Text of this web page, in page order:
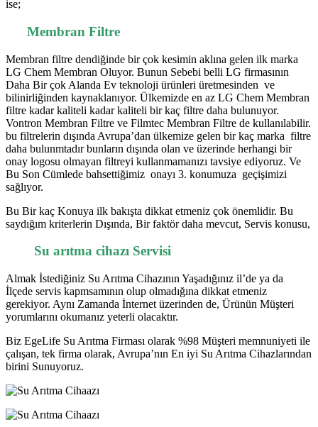
ise;
Membran Filtre
Membran filtre dendiğinde bir çok kesimin aklına gelen ilk marka
LG Chem Membran Oluyor. Bunun Sebebi belli LG firmasının
Daha Bir çok Alanda Ev teknoloji ürünleri üretmesinden ve
bilinirliğinden kaynaklanıyor. Ülkemizde en az LG Chem Membran
filtre kadar kaliteli kadar kaliteli bir kaç filtre daha bulunuyor.
Vontron Membran Filtre ve Filmtec Membran Filtre de kullanılabilir.
bu filtrelerin dışında Avrupa’dan ülkemize gelen bir kaç marka filtre
daha bulunmtadır bunların dışında olan ve üzerinde herhangi bir
onay logosu olmayan filtreyi kullanmamanızı tavsiye ediyoruz. Ve
Bu Son Cümlede bahsettiğimiz onayı 3. konumuza geçişimizi
sağlıyor.
Bu Bir kaç Konuya ilk bakışta dikkat etmeniz çok önemlidir. Bu
saydığım kriterlerin Dışında, Bir faktör daha mevcut, Servis konusu,
Su arıtma cihazı Servisi
Almak İstediğiniz Su Arıtma Cihazının Yaşadığınız il’de ya da
İlçede servis kapmsamının olup olmadığına dikkat etmeniz
gerekiyor. Aynı Zamanda İnternet üzerinden de, Ürünün Müşteri
yorumlarını okumanız yeterli olacaktır.
Biz EgeLife Su Arıtma Firması olarak %98 Müşteri memnuniyeti ile
çalışan, tek firma olarak, Avrupa’nın En iyi Su Arıtma Cihazlarından
birini Sunuyoruz.